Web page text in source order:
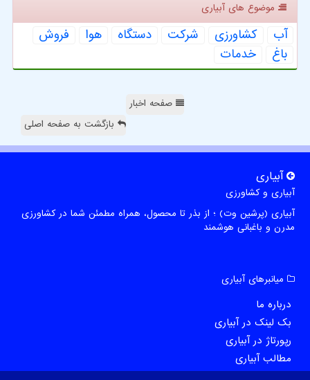
موضوع های آبیاری
آب كشاورزی شركت دستگاه هوا
فروش
باغ
خدمات
صفحه اخبار
بازگشت به صفحه اصلی
آبیاری
آبیاری و کشاورزی
آبیاری (پرشین وت) ؛ از بذر تا محصول، همراه مطمئن شما در کشاورزی
مدرن و باغبانی هوشمند
میانبرهای آبیاری
درباره ما
بک لینک در آبیاری
رپورتاژ در آبیاری
مطالب آبیاری